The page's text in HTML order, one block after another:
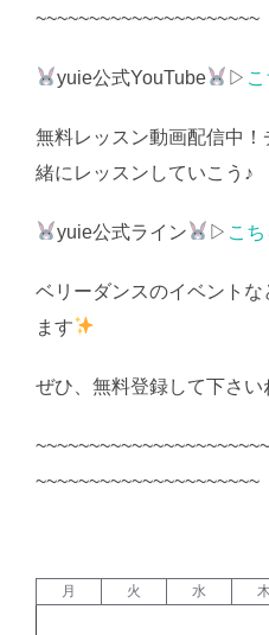
~~~~~~~~~~~~~~~~~~~~~
yuie公式YouTube ▷
無料レッスン動画配信中
緒にレッスンしていこう♪
yuie公式ライン ▷ こち
ベリーダンスのイベント
ます
ぜひ、無料登録して下さい
~~~~~~~~~~~~~~~~~~~~~
月 火 水 木